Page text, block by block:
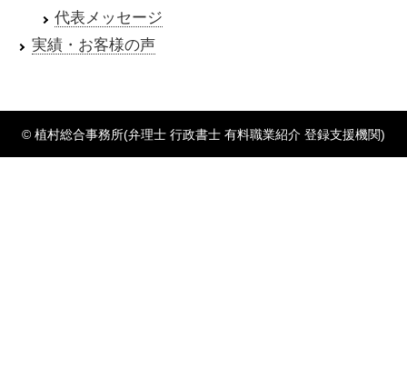
代表メッセージ
実績・お客様の声
© 植村総合事務所(弁理士 行政書士 有料職業紹介 登録支援機関)